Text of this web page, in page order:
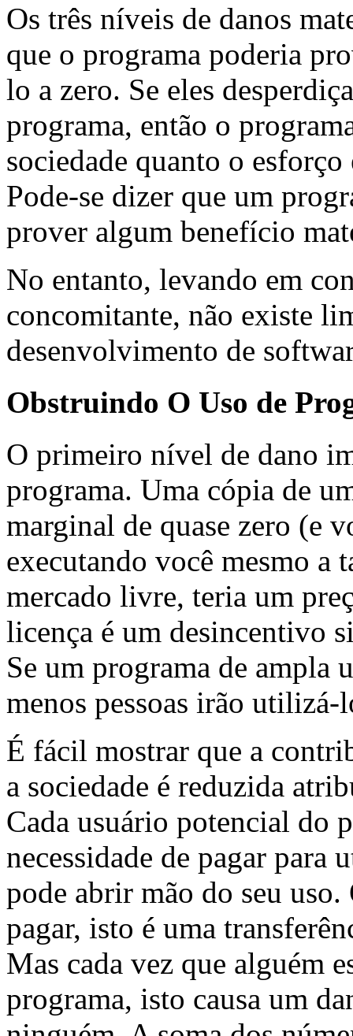
Os três níveis de danos
que o programa poderia
lo a zero. Se eles
programa, então o
sociedade quanto o
Pode-se dizer que um
prover algum benefício
No entanto, levando em
concomitante, não existe
desenvolvimento de
Obstruindo O Uso de
O primeiro nível de dano
programa. Uma cópia de
marginal de quase zero (e
executando você mesmo a
mercado livre, teria um
licença é um desincentivo
Se um programa de
menos pessoas irão utilizá-
É fácil mostrar que a
a sociedade é reduzida
Cada usuário potencial do
necessidade de pagar para
pode abrir mão do seu
pagar, isto é uma
Mas cada vez que alguém
programa, isto causa um